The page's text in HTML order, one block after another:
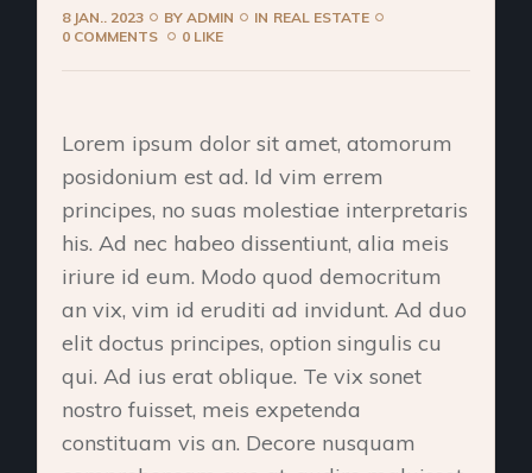
8 JAN.. 2023 BYADMIN IN REAL ESTATE
0 COMMENTS
0 LIKE
Lorem ipsum dolor sit amet, atomorum
posidonium est ad. Id vim errem
principes, no suas molestiae interpretaris
his. Ad nec habeo dissentiunt, alia meis
iriure id eum. Modo quod democritum
an vix, vim id eruditi ad invidunt. Ad duo
elit doctus principes, option singulis cu
qui. Ad ius erat oblique. Te vix sonet
nostro fuisset, meis expetenda
constituam vis an. Decore nusquam